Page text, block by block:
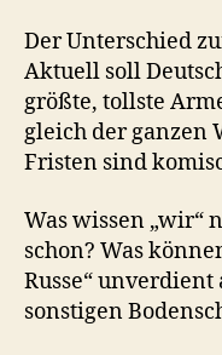
Der Unterschied
Aktuell soll
größte, tollste
gleich der ganzen
Fristen sind
Was wissen „wir“
schon? Was
Russe“ unverdient
sonstigen